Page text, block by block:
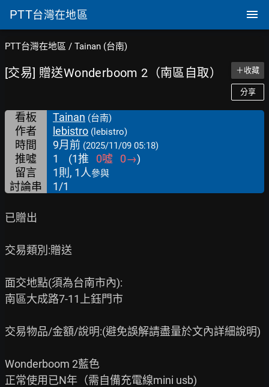
PTT台灣在地區
PTT台灣在地區 / Tainan (台南)
[交易] 贈送Wonderboom 2（南區自取） ＋收藏
分享
看板 Tainan (台南)
作者 lebistro (lebistro)
時間 9月前 (2025/11/09 05:18)
推噓 1 (1推 0噓 0→)
留言
1則, 1人參與
討論串 1/1
已贈出
交易類別:贈送
面交地點(須為台南市內):
南區大成路7-11上鈺門市
交易物品/金額/說明:(避免誤解請盡量於文內詳細說明)
Wonderboom 2藍色
正常使用已N年（需自備充電線mini usb)